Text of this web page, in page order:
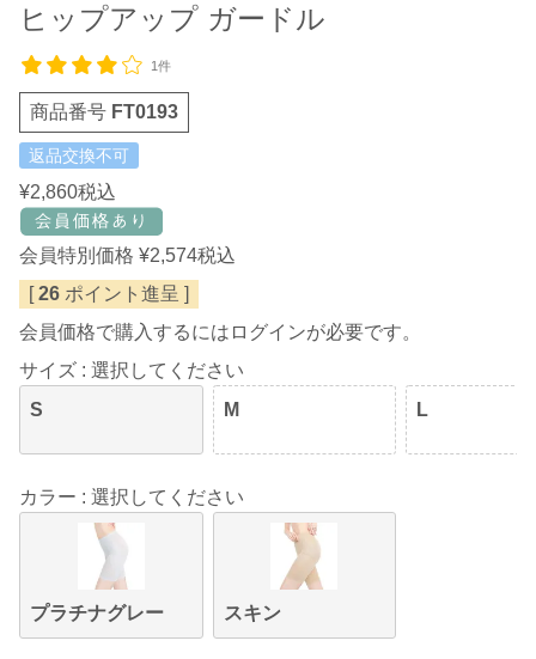
ヒップアップ ガードル
1件
商品番号 FT0193
返品交換不可
¥2,860税込
会員特別価格 ¥2,574税込
[ 26 ポイント進呈 ]
会員価格で購入するにはログインが必要です。
サイズ
選択してください
S
M L
カラー 選択してください
プラチナグレー スキン